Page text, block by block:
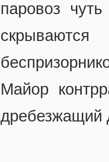
паровоз
Майор
дребезжащий